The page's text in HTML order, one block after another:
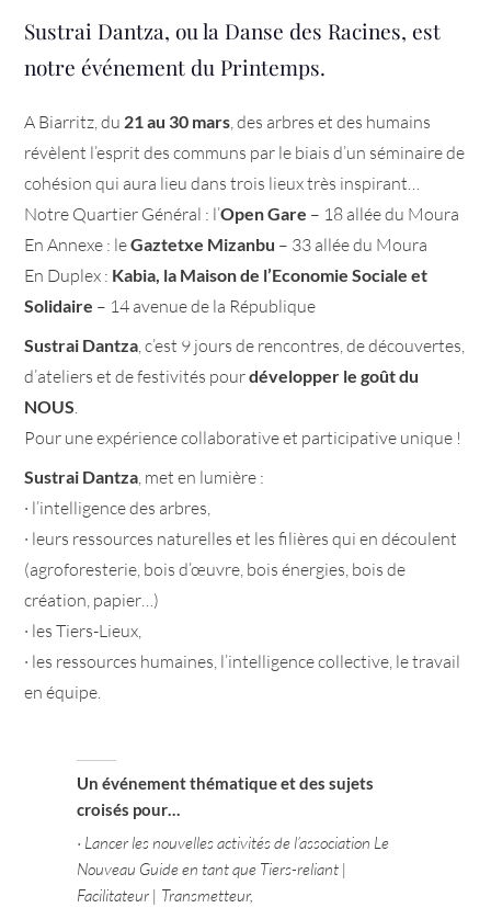
Sustrai Dantza, ou la Danse des Racines, est
notre événement du Printemps.
A Biarritz, du21 au 30 mars, des arbres et des humains
révèlent l’esprit des communs par le biais d’un séminaire de
cohésion qui aura lieu dans trois lieux très inspirant…
Notre Quartier Général : l’Open Gare – 18 allée du Moura
En Annexe : leGaztetxe Mizanbu – 33 allée du Moura
En Duplex : Kabia, la Maison de l’Economie Sociale et
Solidaire – 14 avenue de la République
Sustrai Dantza, c’est 9 jours de rencontres, de découvertes,
d’ateliers et de festivités pourdévelopper le goût du
NOUS.
Pour une expérience collaborative et participative unique !
Sustrai Dantza, met en lumière :
· l’intelligence des arbres,
· leurs ressources naturelles et les filières qui en découlent
(agroforesterie, bois d’œuvre, bois énergies, bois de
création, papier…)
· les Tiers-Lieux,
· les ressources humaines, l’intelligence collective, le travail
en équipe.
Un événement thématique et des sujets
croisés pour…
· Lancer les nouvelles activités de l’association Le
Nouveau Guide en tant que Tiers-reliant |
Facilitateur | Transmetteur,